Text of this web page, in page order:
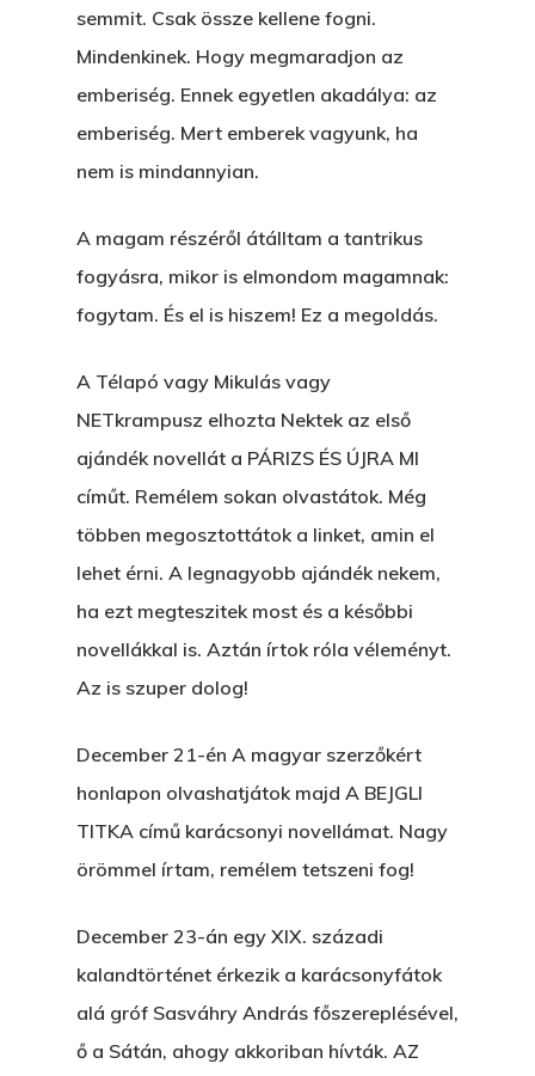
semmit. Csak össze kellene fogni.
Mindenkinek. Hogy megmaradjon az
emberiség. Ennek egyetlen akadálya: az
emberiség. Mert emberek vagyunk, ha
nem is mindannyian.
A magam részéről átálltam a tantrikus
fogyásra, mikor is elmondom magamnak:
fogytam. És el is hiszem! Ez a megoldás.
A Télapó vagy Mikulás vagy
NETkrampusz elhozta Nektek az első
ajándék novellát a PÁRIZS ÉS ÚJRA MI
címűt. Remélem sokan olvastátok. Még
többen megosztottátok a linket, amin el
lehet érni. A legnagyobb ajándék nekem,
ha ezt megteszitek most és a későbbi
novellákkal is. Aztán írtok róla véleményt.
Az is szuper dolog!
December 21-én A magyar szerzőkért
honlapon olvashatjátok majd A BEJGLI
TITKA című karácsonyi novellámat. Nagy
örömmel írtam, remélem tetszeni fog!
December 23-án egy XIX. századi
kalandtörténet érkezik a karácsonyfátok
alá gróf Sasváhry András főszereplésével,
ő a Sátán, ahogy akkoriban hívták. AZ